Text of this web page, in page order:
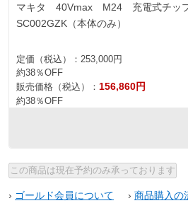
マキタ 40Vmax M24 充電式チッ
SC002GZK（本体のみ）
定価（税込）： 253,000円
約38％OFF
販売価格（税込）： 156,860円
約38％OFF
› ゴールド会員について › 商品購入の